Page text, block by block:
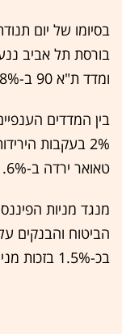
בסיומו של יום
ומדד ת"א 90 ב-0.8%.
בין המדדים
2% בעקבות
טאואר ירדה ב-6%. מדד המניות הבטחוניות ירד ב-1.5%.
מנגד מניות
בכ-1.5% בזכות מניות אופקו וטבע.